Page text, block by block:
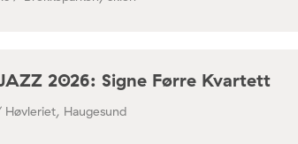
2026: Signe Førre Kvartett
Høvleriet, Haugesund